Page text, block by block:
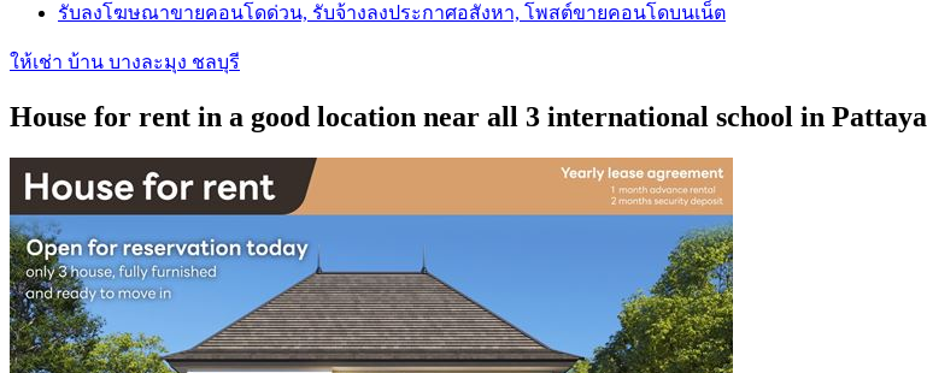
รับลงโฆษณาขายคอนโดด่วน, รับจ้างลงประกาศอสังหา, โพสต์ขายคอนโดบนเน็ต
ให้เช่า บ้าน บางละมุง ชลบุรี
House for rent in a good location near all 3 international school in Pattaya